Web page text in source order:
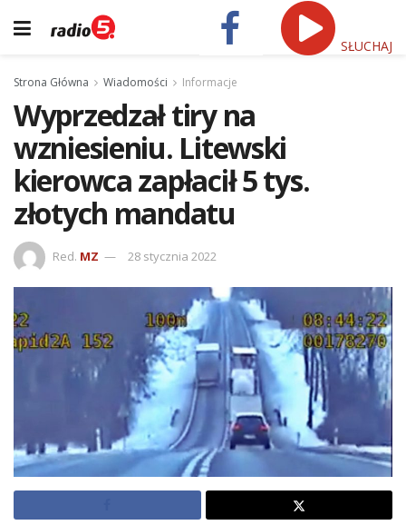
SŁUCHAJ
Strona Główna Wiadomości Informacje
Wyprzedzał tiry na
wzniesieniu. Litewski
kierowca zapłacił 5 tys.
złotych mandatu
Red. MZ 28 stycznia 2022